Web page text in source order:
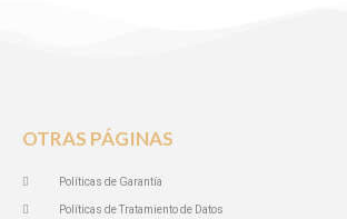
OTRAS PÁGINAS
Políticas de Garantía
Políticas de Tratamiento de Datos